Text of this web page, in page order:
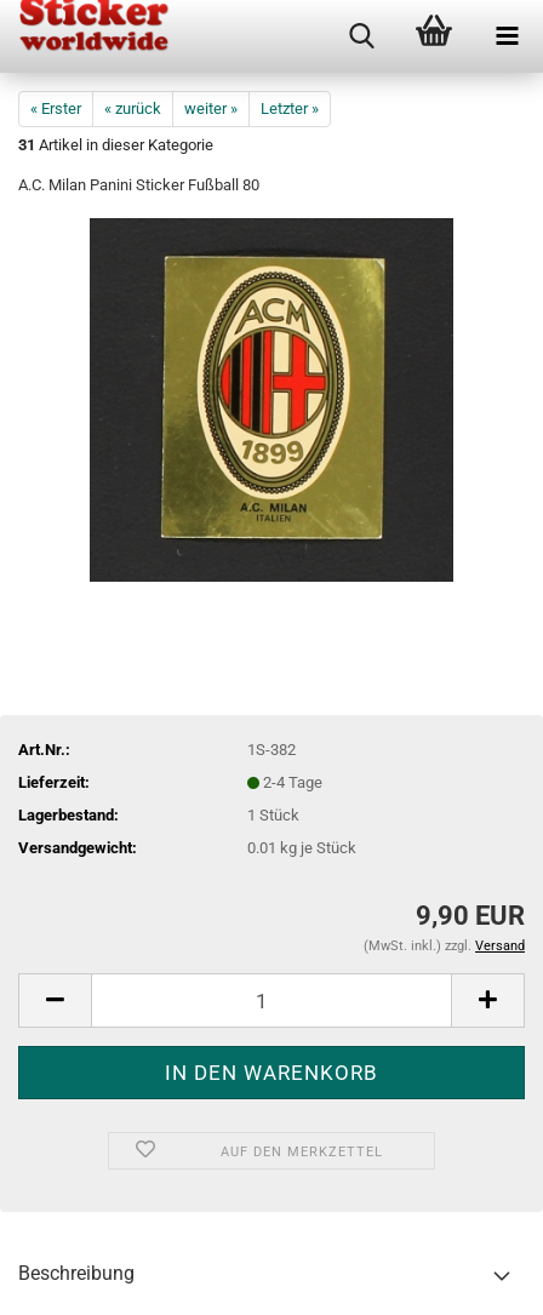
« Erster « zurück weiter »
Letzter »
31 Artikel in dieser Kategorie
A.C. Milan Panini Sticker Fußball 80
Art.Nr.:
1S-382
Lieferzeit:
2-4 Tage
Lagerbestand:
1Stück
Versandgewicht:
0.01 kg je Stück
9,90 EUR
(MwSt. inkl.) zzgl. Versand
AUF DEN MERKZETTEL
Beschreibung